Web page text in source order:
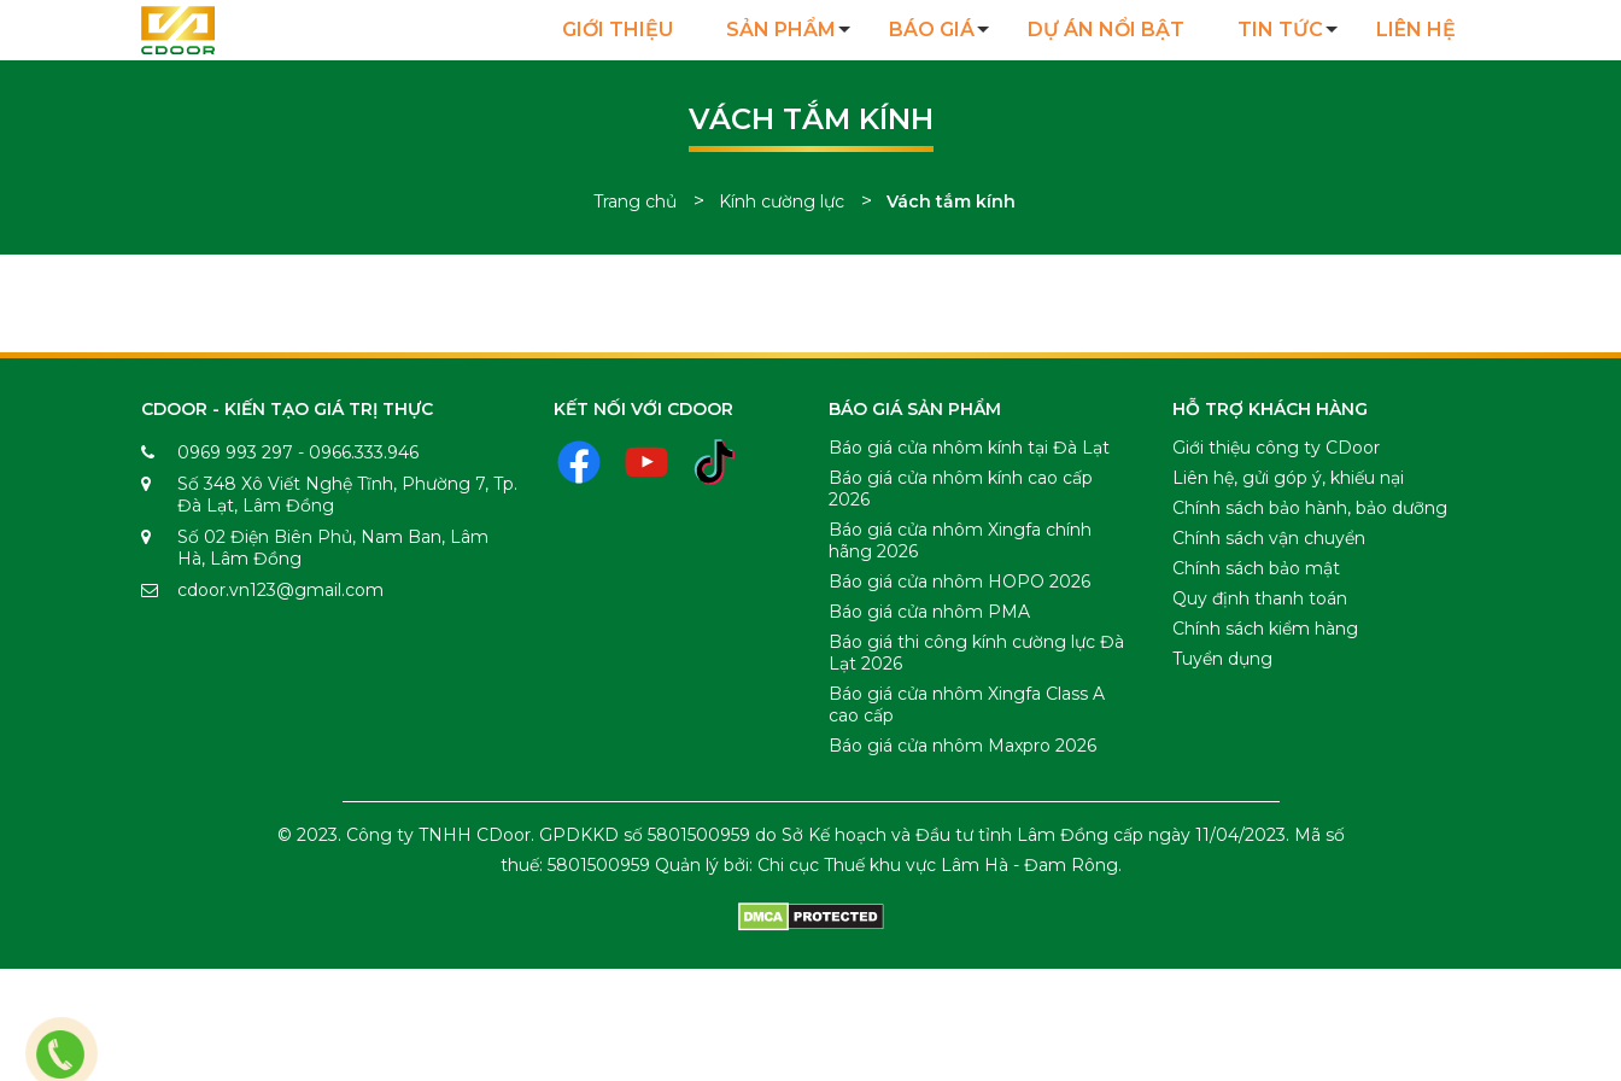
GIỚI THIỆU SẢN PHẨM BÁO GIÁ DỰ ÁN NỔI BẬT TIN TỨC LIÊN HỆ
VÁCH TẮM KÍNH
Trang chủ > Kính cường lực > Vách tắm kính
CDOOR - KIẾN TẠO GIÁ TRỊ THỰC
0969 993 297 - 0966.333.946
Số 348 Xô Viết Nghệ Tĩnh, Phường 7, Tp.
Đà Lạt, Lâm Đồng
Số 02 Điện Biên Phủ, Nam Ban, Lâm
Hà, Lâm Đồng
cdoor.vn123@gmail.com
KẾT NỐI VỚI CDOOR
BÁO GIÁ SẢN PHẨM
Báo giá cửa nhôm kính tại Đà Lạt
Báo giá cửa nhôm kính cao cấp
2026
Báo giá cửa nhôm Xingfa chính
hãng 2026
Báo giá cửa nhôm HOPO 2026
Báo giá cửa nhôm PMA
Báo giá thi công kính cường lực Đà
Lạt 2026
Báo giá cửa nhôm Xingfa Class A
cao cấp
Báo giá cửa nhôm Maxpro 2026
HỖ TRỢ KHÁCH HÀNG
Giới thiệu công ty CDoor
Liên hệ, gửi góp ý, khiếu nại
Chính sách bảo hành, bảo dưỡng
Chính sách vận chuyển
Chính sách bảo mật
Quy định thanh toán
Chính sách kiểm hàng
Tuyển dụng
© 2023. Công ty TNHH CDoor. GPDKKD số 5801500959 do Sở Kế hoạch và Đầu tư tỉnh Lâm Đồng cấp ngày 11/04/2023. Mã số
thuế: 5801500959 Quản lý bởi: Chi cục Thuế khu vực Lâm Hà - Đam Rông.